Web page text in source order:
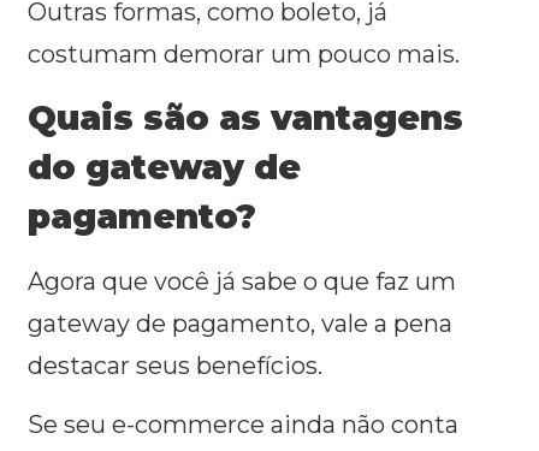
Outras formas, como boleto, já
costumam demorar um pouco mais.
Quais são as vantagens
do gateway de
pagamento?
Agora que você já sabe o que faz um
gateway de pagamento, vale a pena
destacar seus benefícios.
Se seu e-commerce ainda não conta